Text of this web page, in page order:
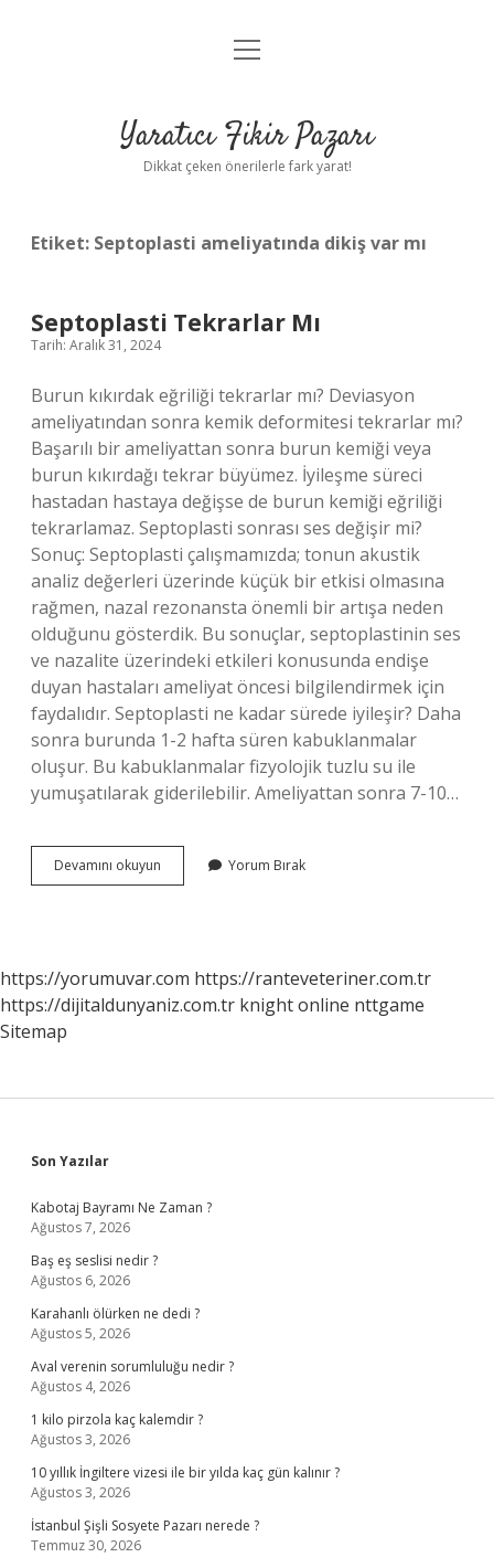
Anasayfa
Yasal Uyarı
menüyü
Yaratıcı Fikir Pazarı
Dikkat çeken önerilerle fark yarat!
Etiket: Septoplasti ameliyatında dikiş var mı
Septoplasti Tekrarlar Mı
Tarih: Aralık 31, 2024
Burun kıkırdak eğriliği tekrarlar mı? Deviasyon
ameliyatından sonra kemik deformitesi tekrarlar mı?
Başarılı bir ameliyattan sonra burun kemiği veya
burun kıkırdağı tekrar büyümez. İyileşme süreci
hastadan hastaya değişse de burun kemiği eğriliği
tekrarlamaz. Septoplasti sonrası ses değişir mi?
Sonuç: Septoplasti çalışmamızda; tonun akustik
analiz değerleri üzerinde küçük bir etkisi olmasına
rağmen, nazal rezonansta önemli bir artışa neden
olduğunu gösterdik. Bu sonuçlar, septoplastinin ses
ve nazalite üzerindeki etkileri konusunda endişe
duyan hastaları ameliyat öncesi bilgilendirmek için
faydalıdır. Septoplasti ne kadar sürede iyileşir? Daha
sonra burunda 1-2 hafta süren kabuklanmalar
oluşur. Bu kabuklanmalar fizyolojik tuzlu su ile
yumuşatılarak giderilebilir. Ameliyattan sonra 7-10…
Devamını okuyun Septoplasti
Tekrarlar
Yorum Bırak
https://yorumuvar.com https://ranteveteriner.com.tr
https://dijitaldunyaniz.com.tr knight online nttgame
Sitemap
Sidebar
Son Yazılar
Kabotaj Bayramı Ne Zaman ?
Ağustos 7, 2026
Baş eş seslisi nedir ?
Ağustos 6, 2026
Karahanlı ölürken ne dedi ?
Ağustos 5, 2026
Aval verenin sorumluluğu nedir ?
Ağustos 4, 2026
1 kilo pirzola kaç kalemdir ?
Ağustos 3, 2026
10 yıllık İngiltere vizesi ile bir yılda kaç gün kalınır ?
Ağustos 3, 2026
İstanbul Şişli Sosyete Pazarı nerede ?
Temmuz 30, 2026